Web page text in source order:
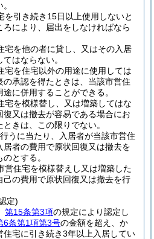
を引き続き15日以上使用しないと
ろにより、届出をしなければなら
宅を他の者に貸し、又はその入居
はならない。
宅を住宅以外の用途に使用しては
の承認を得たときは、当該市営住
に併用することができる。
宅を模様替し、又は増築してはな
復又は撤去が容易である場合にお
きは、この限りでない。
うに当たり、入居者が当該市営住
者の費用で原状回復又は撤去を
とする。
営住宅を模様替えし又は増築した
己の費用で原状回復又は撤去を行
定)
第15条第3項の規定により認定し
6条第1項第3号の金額を超え、か
住宅に引き続き3年以上入居してい